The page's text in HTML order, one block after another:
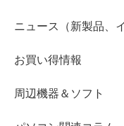
ニュース（新製品、
お買い得情報
周辺機器＆ソフト